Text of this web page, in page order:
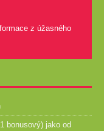
z úžasného
bonusový) jako od